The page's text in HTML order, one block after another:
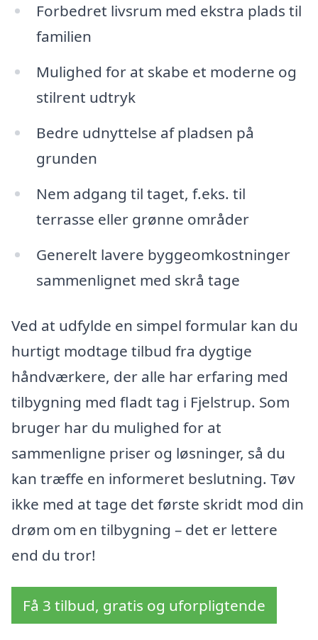
Forbedret livsrum med ekstra plads til
familien
Mulighed for at skabe et moderne og
stilrent udtryk
Bedre udnyttelse af pladsen på
grunden
Nem adgang til taget, f.eks. til
terrasse eller grønne områder
Generelt lavere byggeomkostninger
sammenlignet med skrå tage
Ved at udfylde en simpel formular kan du
hurtigt modtage tilbud fra dygtige
håndværkere, der alle har erfaring med
tilbygning med fladt tag i Fjelstrup. Som
bruger har du mulighed for at
sammenligne priser og løsninger, så du
kan træffe en informeret beslutning. Tøv
ikke med at tage det første skridt mod din
drøm om en tilbygning – det er lettere
end du tror!
Få 3 tilbud, gratis og uforpligtende